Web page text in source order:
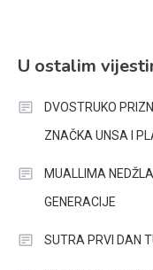
U ostalim
DVOSTRUKO
ZNAČKA UNSA I
MUALLIMA
GENERACIJE
SUTRA PRVI DAN